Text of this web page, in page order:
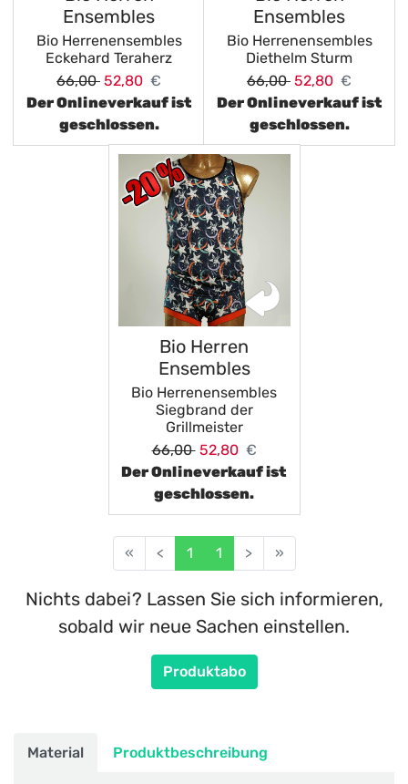
Ensembles
Bio Herrenensembles
Eckehard Teraherz
66,00 52,80 €
Der Onlineverkauf ist
geschlossen.
Ensembles
Bio Herrenensembles
Diethelm Sturm
66,00 52,80 €
Der Onlineverkauf ist
geschlossen.
Bio Herren
Ensembles
Bio Herrenensembles
Siegbrand der
Grillmeister
66,00 52,80 €
Der Onlineverkauf ist
geschlossen.
« < 1 1 > »
Nichts dabei? Lassen Sie sich informieren,
sobald wir neue Sachen einstellen.
Produktabo
Material Produktbeschreibung